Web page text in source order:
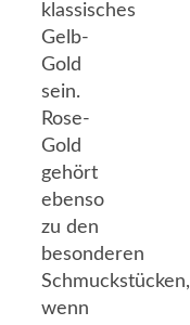
klassisches
Gelb-
Gold
sein.
Rose-
Gold
gehört
ebenso
zu den
besonderen
Schmuckstücken,
wenn